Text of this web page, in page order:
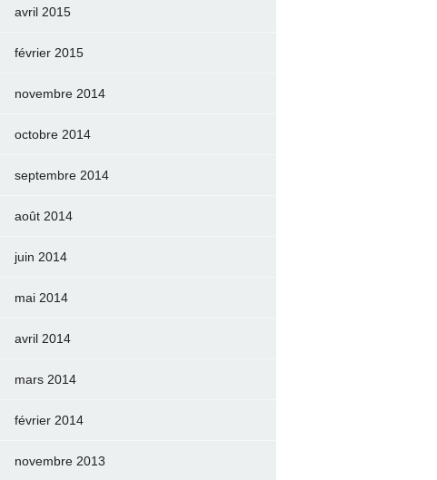
avril 2015
février 2015
novembre 2014
octobre 2014
septembre 2014
août 2014
juin 2014
mai 2014
avril 2014
mars 2014
février 2014
novembre 2013